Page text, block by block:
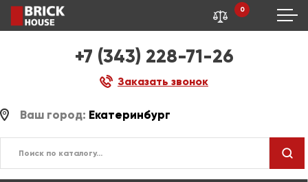
+7 (343) 228-71-26
Заказать звонок
0
Ваш город: Екатеринбург